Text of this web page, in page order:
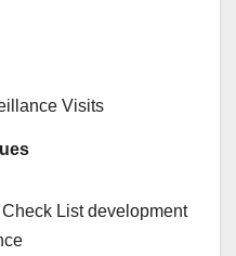
Visits
List development